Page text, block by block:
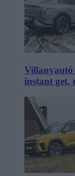
Villanyautó
instant get,